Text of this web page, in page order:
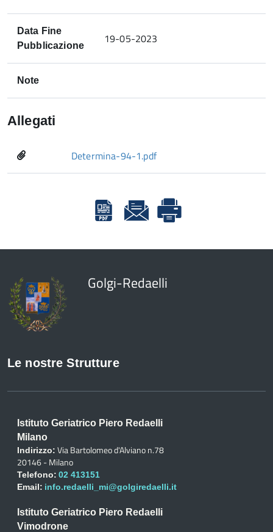
Data Fine
Pubblicazione
19-05-2023
Note
Allegati
Determina-94-1.pdf
Golgi-Redaelli
Le nostre Strutture
Istituto Geriatrico Piero Redaelli
Milano
Indirizzo: Via Bartolomeo d'Alviano n.78
20146 - Milano
Telefono: 02 413151
Email: info.redaelli_mi@golgiredaelli.it
Istituto Geriatrico Piero Redaelli
Vimodrone